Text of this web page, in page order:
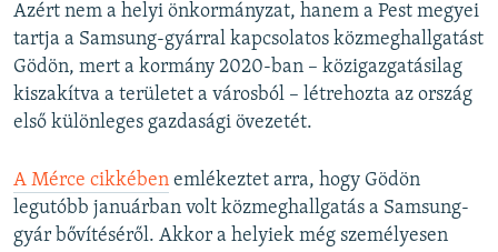
Azért nem a helyi önkormányzat, hanem a Pest megyei
tartja a Samsung-gyárral kapcsolatos közmeghallgatást
Gödön, mert a kormány 2020-ban – közigazgatásilag
kiszakítva a területet a városból – létrehozta az ország
első különleges gazdasági övezetét.
A Mérce cikkében emlékeztet arra, hogy Gödön
legutóbb januárban volt közmeghallgatás a Samsung-
gyár bővítéséről. Akkor a helyiek még személyesen